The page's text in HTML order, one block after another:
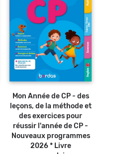
Ajouter au
Mon Année de CP - des
leçons, de la méthode et
des exercices pour
réussir l'année de CP -
Nouveaux programmes
2026 * Livre